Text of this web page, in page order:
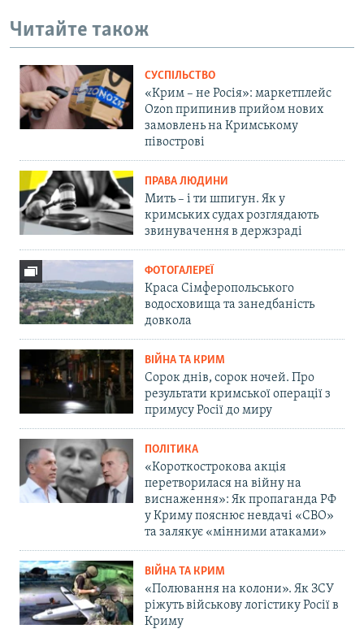
Читайте також
СУСПІЛЬСТВО
«Крим – не Росія»: маркетплейс
Ozon припинив прийом нових
замовлень на Кримському
півострові
ПРАВА ЛЮДИНИ
Мить – і ти шпигун. Як у
кримських судах розглядають
звинувачення в держзраді
ФОТОГАЛЕРЕЇ
Краса Сімферопольського
водосховища та занедбаність
довкола
ВІЙНА ТА КРИМ
Сорок днів, сорок ночей. Про
результати кримської операції з
примусу Росії до миру
ПОЛІТИКА
«Короткострокова акція
перетворилася на війну на
виснаження»: Як пропаганда РФ
у Криму пояснює невдачі «СВО»
та залякує «мінними атаками»
ВІЙНА ТА КРИМ
«Полювання на колони». Як ЗСУ
ріжуть військову логістику Росії в
Криму